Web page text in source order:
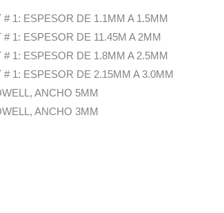
1: ESPESOR DE 1.1MM A 1.5MM
1: ESPESOR DE 11.45M A 2MM
1: ESPESOR DE 1.8MM A 2.5MM
1: ESPESOR DE 2.15MM A 3.0MM
ANCHO 5MM
ANCHO 3MM